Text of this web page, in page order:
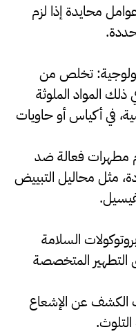
محايدة إذا لزم
: تخلص من
ذلك المواد الملوثة
في أكياس أو حاويات
مطهرات فعالة ضد
مثل محاليل التبييض
السلامة
التطهير المتخصصة
عن الإشعاع